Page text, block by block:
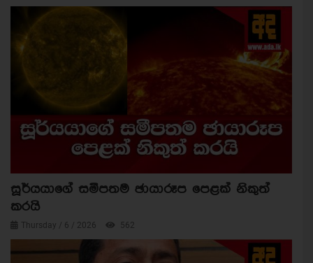
සූර්යයාගේ සමීපතම ඡායාරූප පෙළක් නිකුත්
කරයි
Thursday / 6 / 2026 562